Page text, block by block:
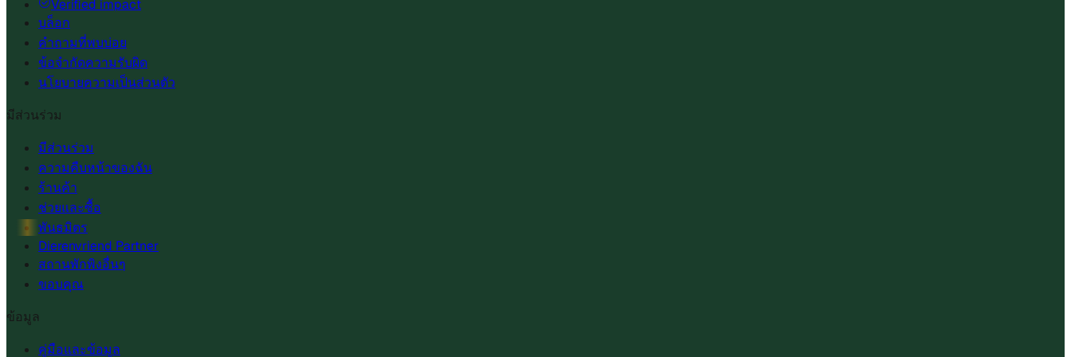
Verified impact
บล็อก
คำถามที่พบบ่อย
ข้อจำกัดความรับผิด
นโยบายความเป็นส่วนตัว
มีส่วนร่วม
มีส่วนร่วม
ความคืบหน้าของฉัน
ร้านค้า
ช่วยและซื้อ
พันธมิตร
Dierenvriend Partner
สถานพักพิงอื่นๆ
ขอบคุณ
ข้อมูล
คู่มือและข้อมูล